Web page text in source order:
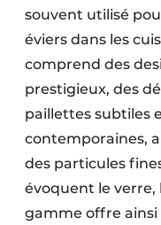
souvent utilisé
éviers dans les
comprend des
prestigieux, des
paillettes subtiles
contemporaines,
des particules
évoquent le verre,
gamme offre ainsi